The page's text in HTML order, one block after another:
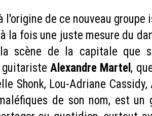
de ce nouveau groupe
la fois une juste mesure du
scène de la capitale que
Alexandre Martel ,
Shonk, Lou-Adriane Cassidy,
de son nom, est un